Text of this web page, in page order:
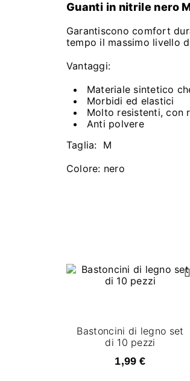
Guanti in nitrile nero
Garantiscono comfort
tempo il massimo livello
Vantaggi:
Materiale sintetico
Morbidi ed elastici
Molto resistenti, con
Anti polvere
Taglia: M
Colore: nero
Bastoncini di legno set
di 10 pezzi
1,99 €